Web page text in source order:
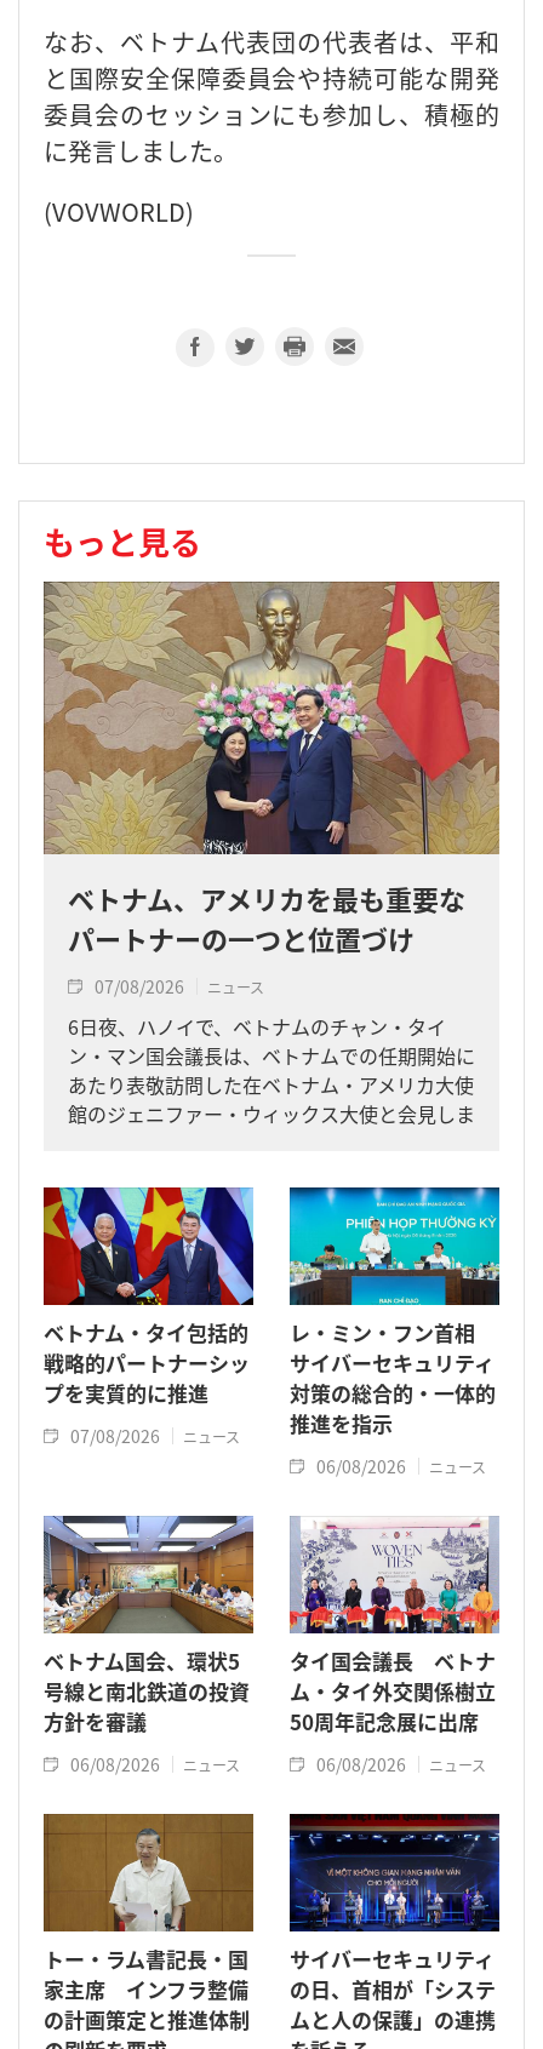
なお、ベトナム代表団の代表者は、平和
と国際安全保障委員会や持続可能な開発
委員会のセッションにも参加し、積極的
に発言しました。
(VOVWORLD)
もっと見る
ベトナム、アメリカを最も重要な
パートナーの一つと位置づけ
07/08/2026 ニュース
6日夜、ハノイで、ベトナムのチャン・タイ
ン・マン国会議長は、ベトナムでの任期開始に
あたり表敬訪問した在ベトナム・アメリカ大使
館のジェニファー・ウィックス大使と会見しま
ベトナム・タイ包括的
戦略的パートナーシッ
プを実質的に推進
07/08/2026 ニュース
レ・ミン・フン首相
サイバーセキュリティ
対策の総合的・一体的
推進を指示
06/08/2026 ニュース
ベトナム国会、環状5
号線と南北鉄道の投資
方針を審議
06/08/2026 ニュース
タイ国会議長 ベトナ
ム・タイ外交関係樹立
50周年記念展に出席
06/08/2026 ニュース
トー・ラム書記長・国
家主席 インフラ整備
の計画策定と推進体制
サイバーセキュリティ
の日、首相が「システ
ムと人の保護」の連携